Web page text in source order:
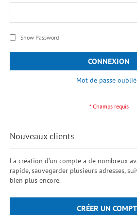
Show Password
CONNEXION
Mot de passe
Nouveaux clients
La création d’un compte a de nombreux
rapide, sauvegarder plusieurs adresses,
bien plus encore.
CRÉER UN